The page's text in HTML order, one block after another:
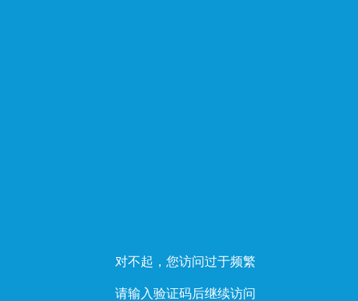
对不起，您访问过于频繁
请输入验证码后继续访问